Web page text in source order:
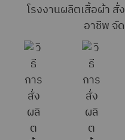
โรงงานผลิตเสื้อผ้า สั่
อาชีพ จั